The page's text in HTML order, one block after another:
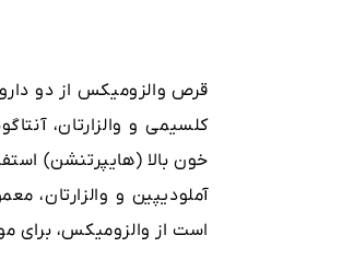
قرص والزومیکس از دو
خون بالا (هایپرتنشن)
آملودیپین و والزارتان،
است از والزومیکس، برای